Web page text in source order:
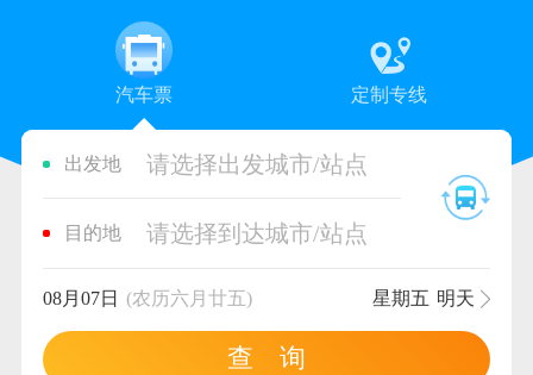
汽车票 定制专线
出发地 请选择出发城市/站点
目的地 请选择到达城市/站点
08月07日 (农历六月廿五) 星期五 明天
查 询